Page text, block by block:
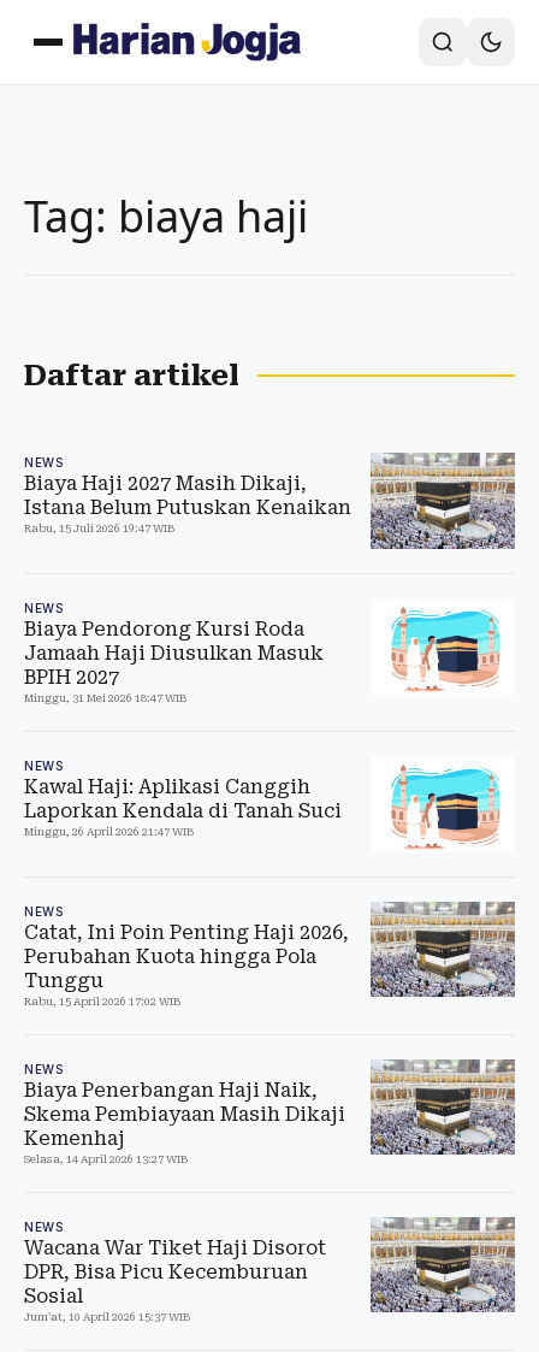
Tag: biaya haji
Daftar artikel
NEWS
Biaya Haji 2027 Masih Dikaji,
Istana Belum Putuskan Kenaikan
Rabu, 15 Juli 2026 19:47 WIB
NEWS
Biaya Pendorong Kursi Roda
Jamaah Haji Diusulkan Masuk
BPIH 2027
Minggu, 31 Mei 2026 18:47 WIB
NEWS
Kawal Haji: Aplikasi Canggih
Laporkan Kendala di Tanah Suci
Minggu, 26 April 2026 21:47 WIB
NEWS
Catat, Ini Poin Penting Haji 2026,
Perubahan Kuota hingga Pola
Tunggu
Rabu, 15 April 2026 17:02 WIB
NEWS
Biaya Penerbangan Haji Naik,
Skema Pembiayaan Masih Dikaji
Kemenhaj
Selasa, 14 April 2026 13:27 WIB
NEWS
Wacana War Tiket Haji Disorot
DPR, Bisa Picu Kecemburuan
Sosial
Jum'at, 10 April 2026 15:37 WIB